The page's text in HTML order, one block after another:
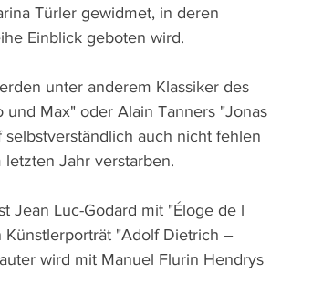
Türler gewidmet, in deren
Einblick geboten wird.
unter anderem Klassiker des
Max" oder Alain Tanners "Jonas
auch nicht fehlen
Jahr verstarben.
Jean Luc-Godard mit "Éloge de l
Künstlerporträt "Adolf Dietrich –
wird mit Manuel Flurin Hendrys